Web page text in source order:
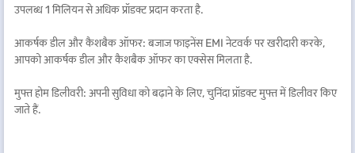
उपलब्ध 1 मिलियन से अधिक प्रॉडक्ट प्रदान करता है.
आकर्षक डील और कैशबैक ऑफर: बजाज फाइनेंस EMI नेटवर्क पर खरीदारी करके,
आपको आकर्षक डील और कैशबैक ऑफर का एक्सेस मिलता है.
मुफ्त होम डिलीवरी: अपनी सुविधा को बढ़ाने के लिए, चुनिंदा प्रॉडक्ट मुफ्त में डिलीवर किए
जाते हैं.